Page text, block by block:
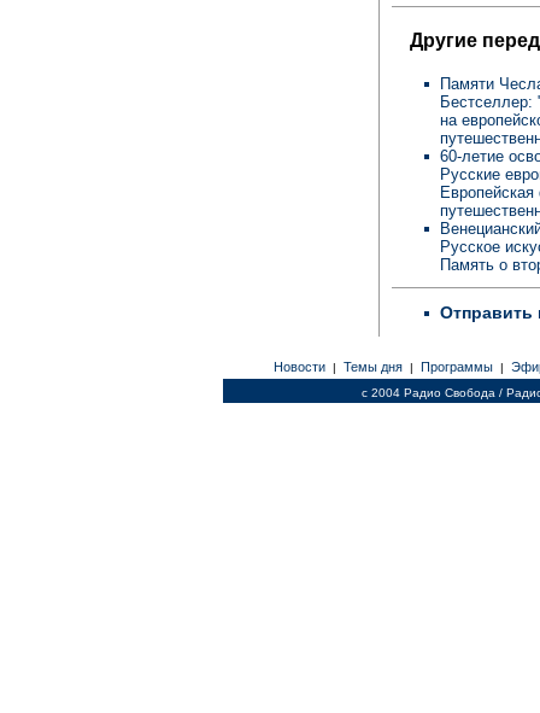
Другие
Памяти
Бестселлер:
на
60-летие
Русские
Русское
Память о
Отправить
Новости | Темы дня | Программы |
c 2004 Радио Свобода /